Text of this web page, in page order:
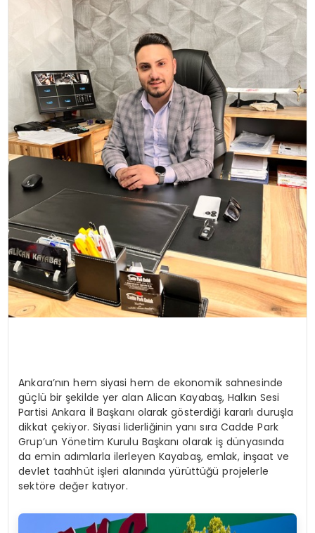
EĞITIM
YAŞAM
Ankara’nın hem siyasi hem de ekonomik sahnesinde
güçlü bir şekilde yer alan Alican Kayabaş, Halkın Sesi
Partisi Ankara İl Başkanı olarak gösterdiği kararlı duruşla
dikkat çekiyor. Siyasi liderliğinin yanı sıra Cadde Park
Grup’un Yönetim Kurulu Başkanı olarak iş dünyasında
da emin adımlarla ilerleyen Kayabaş, emlak, inşaat ve
devlet taahhüt işleri alanında yürüttüğü projelerle
sektöre değer katıyor.